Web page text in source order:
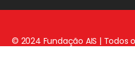
© 2024 Fundação AIS | Todos